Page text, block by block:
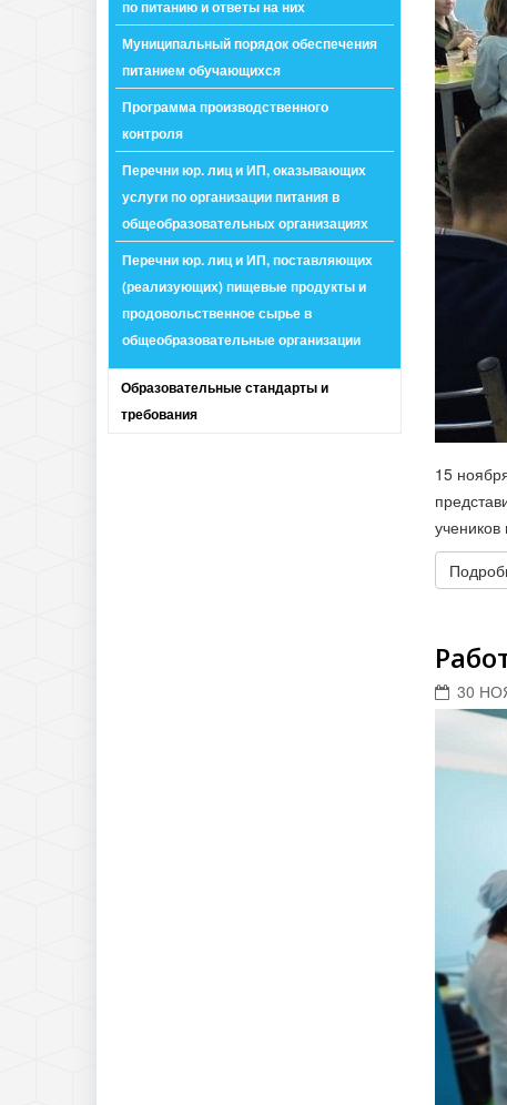
по питанию и ответы на них
Муниципальный порядок обеспечения
питанием обучающихся
Программа производственного
контроля
Перечни юр. лиц и ИП, оказывающих
услуги по организации питания в
общеобразовательных организациях
Перечни юр. лиц и ИП, поставляющих
(реализующих) пищевые продукты и
продовольственное сырье в
общеобразовательные организации
Образовательные стандарты и
требования
15
30